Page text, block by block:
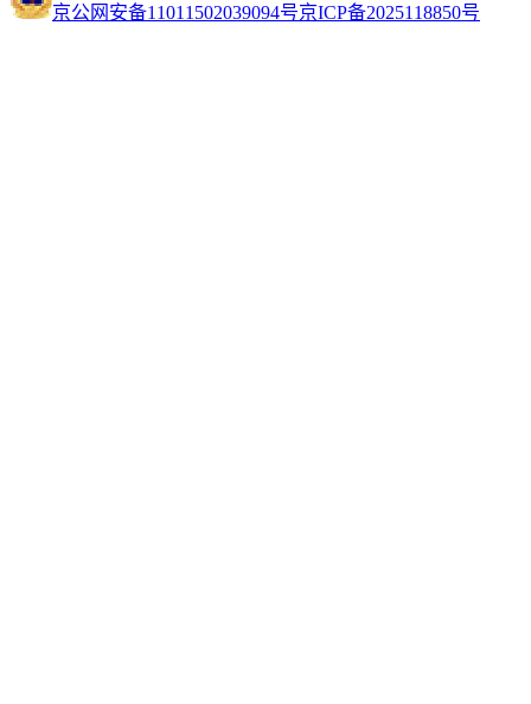
京公网安备11011502039094号京ICP备2025118850号